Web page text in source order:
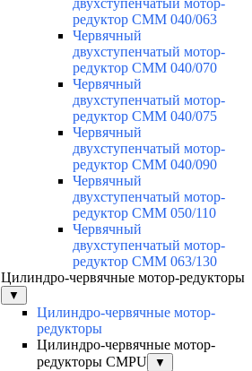
двухступенчатый мотор-
редуктор CMM 040/063
Червячный
двухступенчатый мотор-
редуктор CMM 040/070
Червячный
двухступенчатый мотор-
редуктор CMM 040/075
Червячный
двухступенчатый мотор-
редуктор CMM 040/090
Червячный
двухступенчатый мотор-
редуктор CMM 050/110
Червячный
двухступенчатый мотор-
редуктор CMM 063/130
Цилиндро-червячные мотор-редукторы
▼
Цилиндро-червячные мотор-
редукторы
Цилиндро-червячные мотор-
редукторы CMPU
▼